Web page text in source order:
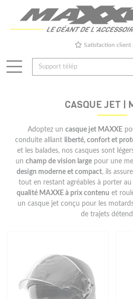
Satisfaction client
CASQUE JET |
Adoptez un casque jet MAXXE
conduite alliant liberté, confort et
et les balades, nos casques sont
un champ de vision large pour une
design moderne et compact, ils
tout en restant agréables à porter
qualité MAXXE à prix contenu et
un casque jet conçu pour les
de trajets